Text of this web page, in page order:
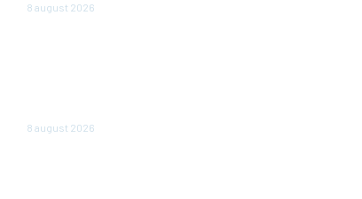
8 august 2026
8 august 2026